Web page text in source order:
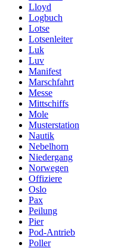
Lloyd
Logbuch
Lotse
Lotsenleiter
Luk
Luv
Manifest
Marschfahrt
Messe
Mittschiffs
Mole
Musterstation
Nautik
Nebelhorn
Niedergang
Norwegen
Offiziere
Oslo
Pax
Peilung
Pier
Pod-Antrieb
Poller